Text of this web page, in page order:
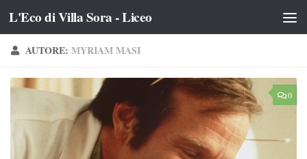
Salta al contenuto
L'Eco di Villa Sora - Liceo
AUTORE: MYRIAM MASI
0